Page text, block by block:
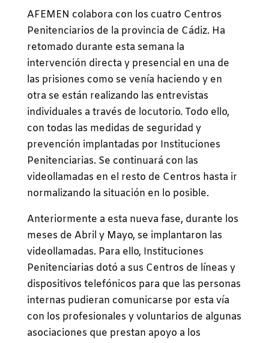
AFEMEN colabora con los cuatro Centros
Penitenciarios de la provincia de Cádiz. Ha
retomado durante esta semana la
intervención directa y presencial en una de
las prisiones como se venía haciendo y en
otra se están realizando las entrevistas
individuales a través de locutorio. Todo ello,
con todas las medidas de seguridad y
prevención implantadas por Instituciones
Penitenciarias. Se continuará con las
videollamadas en el resto de Centros hasta ir
normalizando la situación en lo posible.
Anteriormente a esta nueva fase, durante los
meses de Abril y Mayo, se implantaron las
videollamadas. Para ello, Instituciones
Penitenciarias dotó a sus Centros de líneas y
dispositivos telefónicos para que las personas
internas pudieran comunicarse por esta vía
con los profesionales y voluntarios de algunas
asociaciones que prestan apoyo a los